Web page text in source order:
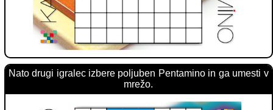
Nato drugi igralec izbere poljuben Pentamino in ga umesti v
mrežo.